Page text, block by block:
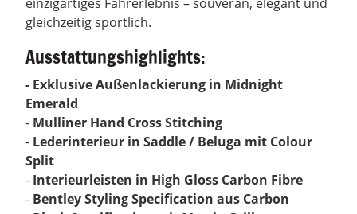
gleichzeitig sportlich.
Ausstattungshighlights:
- Exklusive Außenlackierung in Midnight
Emerald
- Mulliner Hand Cross Stitching
- Lederinterieur in Saddle / Beluga mit Colour
Split
- Interieurleisten in High Gloss Carbon Fibre
- Bentley Styling Specification aus Carbon